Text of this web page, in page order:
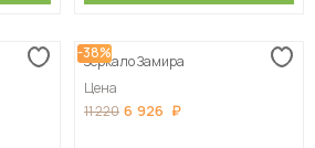
-38%
Зеркало Замира
Цена
11 220 6 926